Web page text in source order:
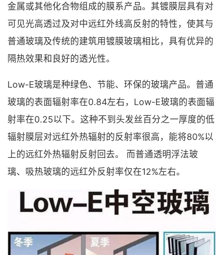
金属或其他化合物组成的膜系产品。其镀膜层具有对
可见光高透过及对中远红外线高反射的特性，使其与
普通玻璃及传统的建筑用镀膜玻璃相比，具有优异的
隔热效果和良好的透光性。
Low-E玻璃是种绿色、节能、环保的玻璃产品。普通
玻璃的表面辐射率在0.84左右，Low-E玻璃的表面辐
射率在0.25以下。这种不到头发丝百分之一厚度的低
辐射膜层对远红外热辐射的反射率很高，能将80%以
上的远红外热辐射反射回去。 而普通透明浮法玻
璃、吸热玻璃的远红外反射率仅在12%左右。